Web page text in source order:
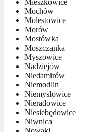
Mochów
Molestowice
Morów
Mostówka
Moszczanka
Myszowice
Nadziejów
Niedamirów
Niemodlin
Niemysłowice
Nieradowice
Niesiebędowice
Niwnica